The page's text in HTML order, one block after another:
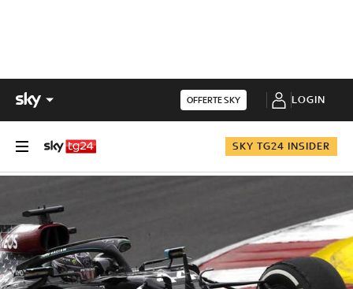
OFFERTE SKY LOGIN
SKY TG24 INSIDER